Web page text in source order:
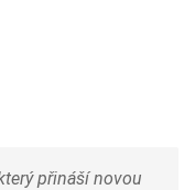
přináší novou